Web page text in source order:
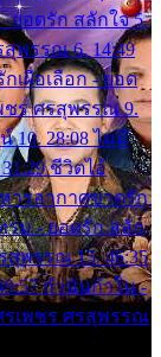
ยอดรัก สลักใจ 5.
พรรณ 6. 14:49
เผื่อเลือก - ยอด
ชร ศรสุพรรณ 9.
10. 28:08 ไม่มี
ชีวิตไอ้
ารอากาศขาดรัก
รม - ยอดรัก สลัก
สุพรรณ 15. 46:35
กำนันกำใน -
รเพชร ศรสุพรรณ